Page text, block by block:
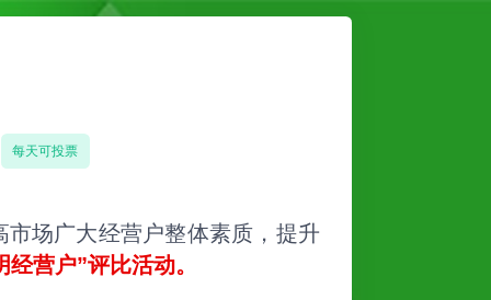
每天可投票
场广大经营户整体素质，提升
营户”评比活动。